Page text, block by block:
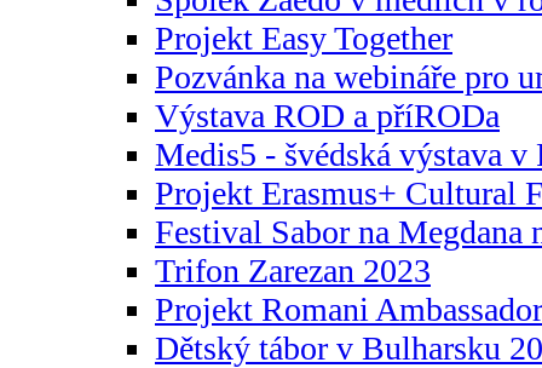
Projekt Easy Together
Pozvánka na webináře pro
Výstava ROD a příRODa
Medis5 - švédská výstava v
Projekt Erasmus+ Cultural
Festival Sabor na Megdana
Trifon Zarezan 2023
Projekt Romani
Dětský tábor v Bulharsku